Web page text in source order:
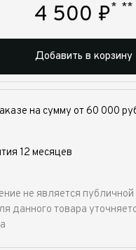
4 500 ₽* **
Добавить в корзину
на сумму от 60 000
12 месяцев
не является
данного товара